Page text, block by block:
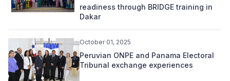
readiness through BRIDGE training in
Dakar
October 01, 2025
Peruvian ONPE and Panama Electoral
Tribunal exchange experiences